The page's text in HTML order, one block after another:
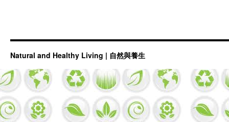
Natural and Healthy Living | 自然與養生